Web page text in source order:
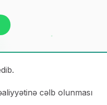
cəlb olunması